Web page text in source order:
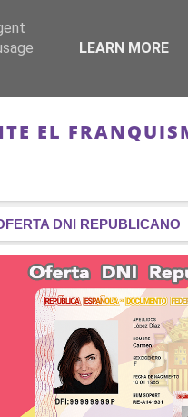
- MONARQUÍA
EL
DNI REPUBLICANO
LEARN MORE